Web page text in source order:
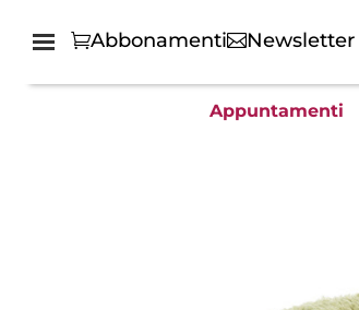
Abbonamenti Newsletter
Appuntamenti